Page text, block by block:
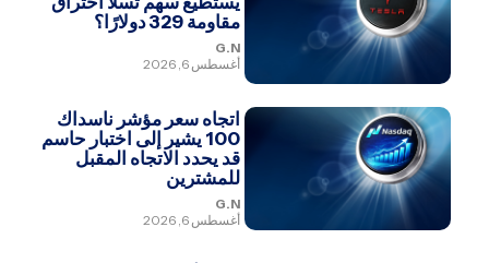
مقاومة 329 دولارًا؟
G.N
أغسطس 6, 2026
اتجاه سعر مؤشر ناسداك
100 يشير إلى اختبار حاسم
قد يحدد الاتجاه المقبل
للمشترين
G.N
أغسطس 6, 2026